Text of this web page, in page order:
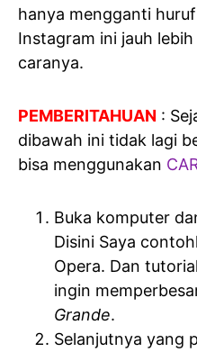
hanya mengganti huruf
Instagram ini jauh
caranya.
PEMBERITAHUAN :
dibawah ini tidak lagi
bisa menggunakan
Buka komputer
Disini Saya
Opera. Dan
ingin
Grande.
Selanjutnya yang